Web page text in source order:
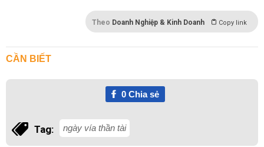
Theo Doanh Nghiệp & Kinh Doanh Copy link
CẦN BIẾT
0Chia sẻ
Tag: ngày vía thần tài